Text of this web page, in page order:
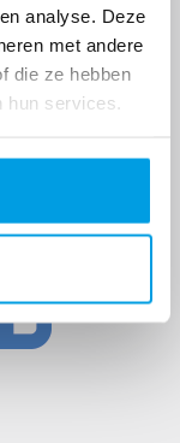
analyse. Deze
met andere
die ze hebben
hun services.